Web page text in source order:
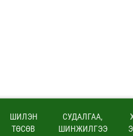
ШИЛЭН
ТӨСӨВ
СУДАЛГАА,
ШИНЖИЛГЭЭ